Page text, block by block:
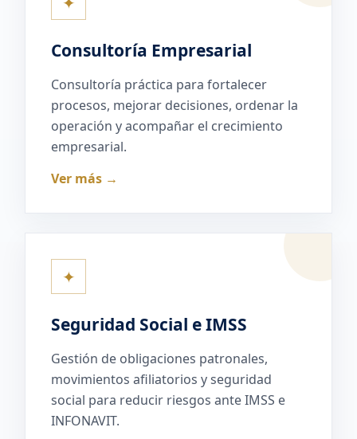
Consultoría Empresarial
Consultoría práctica para fortalecer
procesos, mejorar decisiones, ordenar la
operación y acompañar el crecimiento
empresarial.
Ver más →
✦
Seguridad Social e IMSS
Gestión de obligaciones patronales,
movimientos afiliatorios y seguridad
social para reducir riesgos ante IMSS e
INFONAVIT.